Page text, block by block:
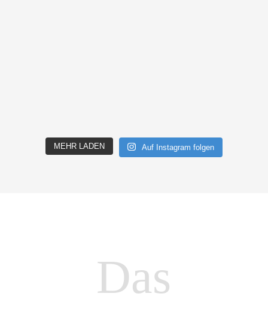
MEHR LADEN Auf Instagram folgen
Das